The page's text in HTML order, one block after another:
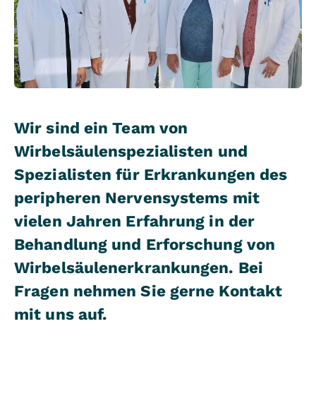
Wir sind ein Team von
Wirbelsäulenspezialisten und
Spezialisten für Erkrankungen des
peripheren Nervensystems mit
vielen Jahren Erfahrung in der
Behandlung und Erforschung von
Wirbelsäulenerkrankungen. Bei
Fragen nehmen Sie gerne Kontakt
mit uns auf.